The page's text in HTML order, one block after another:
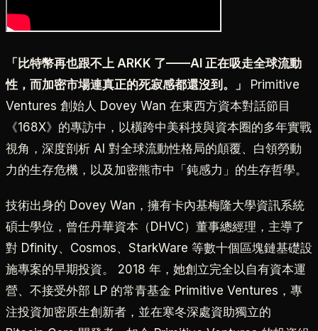
「比特幣再也跟不上 ARKK 了——AI 正在吸走全球流動
性，而加密市場連真正的死寂感都還沒到。」
Primitive
Ventures 創始人 Dovey Wan 在東西方資本對話節目
《168X》的專訪中，以橫跨中美科技與資本圈的多年實戰
視角，深度剖析 AI 對全球流動性格局的顛覆、白領勞動
力的生存危機，以及加密熊市中「鈍感力」的生存哲學。
技術出身的 Dovey Wan，擁有卡內基梅隆大學資訊系統
碩士學位，曾任丹華資本（DHVC）董事總經理，主導了
對 Dfinity、Cosmos、StarkWare 等數十個區塊鏈基礎設
施專案的早期投資。 2018 年，她創立完全以自有資本運
營、不接受外部 LP 的常青基金 Primitive Ventures，專
注投資加密原生創新者，並在寒冬深處資助獨立的